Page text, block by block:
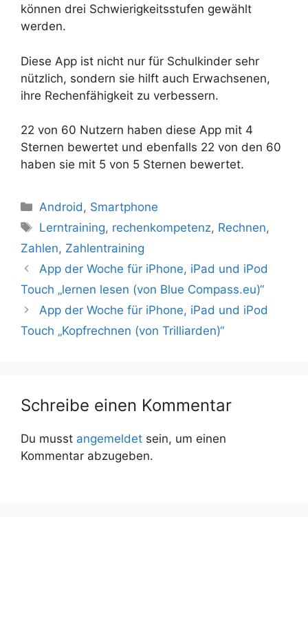
können drei Schwierigkeitsstufen gewählt
werden.
Diese App ist nicht nur für Schulkinder sehr
nützlich, sondern sie hilft auch Erwachsenen,
ihre Rechenfähigkeit zu verbessern.
22 von 60 Nutzern haben diese App mit 4
Sternen bewertet und ebenfalls 22 von den 60
haben sie mit 5 von 5 Sternen bewertet.
Kategorien
Android, Smartphone
Schlagwörter
Lerntraining, rechenkompetenz, Rechnen,
Zahlen, Zahlentraining
App der Woche für iPhone, iPad und iPod
Touch „lernen lesen (von Blue Compass.eu)“
App der Woche für iPhone, iPad und iPod
Touch „Kopfrechnen (von Trilliarden)“
Schreibe einen Kommentar
Du musst angemeldet sein, um einen
Kommentar abzugeben.